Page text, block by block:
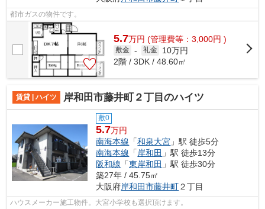
都市ガスの物件です。
5.7万円 (管理費等：3,000円 )
敷金 - 礼金
10万円
2階 / 3DK / 48.60㎡
賃貸 | ハイツ 岸和田市藤井町２丁目のハイツ
敷0
5.7万円
南海本線 「和泉大宮 」駅 徒歩5分
南海本線 「 岸和田 」駅 徒歩13分
阪和線 「東岸和田 」駅 徒歩30分
築27年 / 45.75㎡
大阪府岸和田市藤井町２丁目
ハウスメーカー施工物件。大宮小学校も選択頂けます。